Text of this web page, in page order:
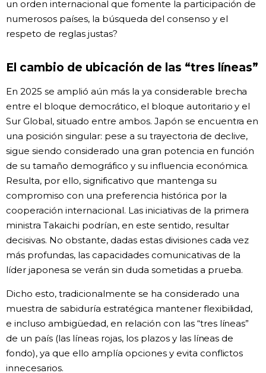
un orden internacional que fomente la participación de
numerosos países, la búsqueda del consenso y el
respeto de reglas justas?
El cambio de ubicación de las “tres líneas”
En 2025 se amplió aún más la ya considerable brecha
entre el bloque democrático, el bloque autoritario y el
Sur Global, situado entre ambos. Japón se encuentra en
una posición singular: pese a su trayectoria de declive,
sigue siendo considerado una gran potencia en función
de su tamaño demográfico y su influencia económica.
Resulta, por ello, significativo que mantenga su
compromiso con una preferencia histórica por la
cooperación internacional. Las iniciativas de la primera
ministra Takaichi podrían, en este sentido, resultar
decisivas. No obstante, dadas estas divisiones cada vez
más profundas, las capacidades comunicativas de la
líder japonesa se verán sin duda sometidas a prueba.
Dicho esto, tradicionalmente se ha considerado una
muestra de sabiduría estratégica mantener flexibilidad,
e incluso ambigüedad, en relación con las “tres líneas”
de un país (las líneas rojas, los plazos y las líneas de
fondo), ya que ello amplía opciones y evita conflictos
innecesarios.